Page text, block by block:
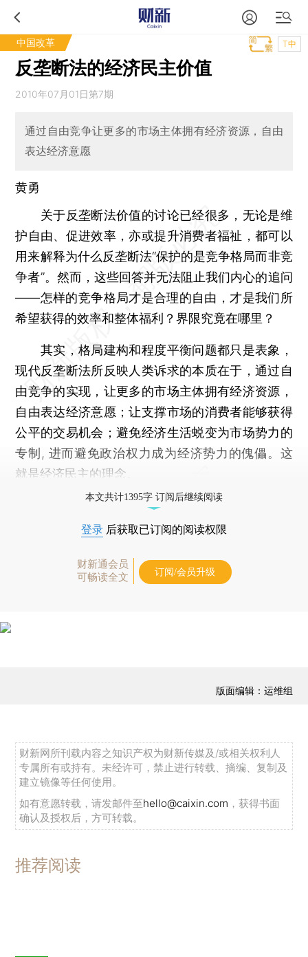
中国改革 T中
反垄断法的经济民主价值
2010年07月01日第7期
通过自由竞争让更多的市场主体拥有经济资源，自由
表达经济意愿
黄勇
关于反垄断法价值的讨论已经很多，无论是维
护自由、促进效率，亦或提升消费者福祉，都可以
用来解释为什么反垄断法“保护的是竞争格局而非竞
争者”。然而，这些回答并无法阻止我们内心的追问
——怎样的竞争格局才是合理的自由，才是我们所
希望获得的效率和整体福利？界限究竟在哪里？
其实，格局建构和程度平衡问题都只是表象，
现代反垄断法所反映人类诉求的本质在于，通过自
由竞争的实现，让更多的市场主体拥有经济资源，
自由表达经济意愿；让支撑市场的消费者能够获得
公平的交易机会；避免经济生活蜕变为市场势力的
专制, 进而避免政治权力成为经济势力的傀儡。这
就是经济民主的理念。
本文共计1395字 订阅后继续阅读
登录 后获取已订阅的阅读权限
财新通会员
可畅读全文
订阅/会员升级
版面编辑：运维组
财新网所刊载内容之知识产权为财新传媒及/或相关权利人
专属所有或持有。未经许可，禁止进行转载、摘编、复制及
建立镜像等任何使用。
如有意愿转载，请发邮件至hello@caixin.com ，获得书面
确认及授权后，方可转载。
推荐阅读